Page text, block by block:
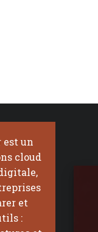
est un
cloud
et
: